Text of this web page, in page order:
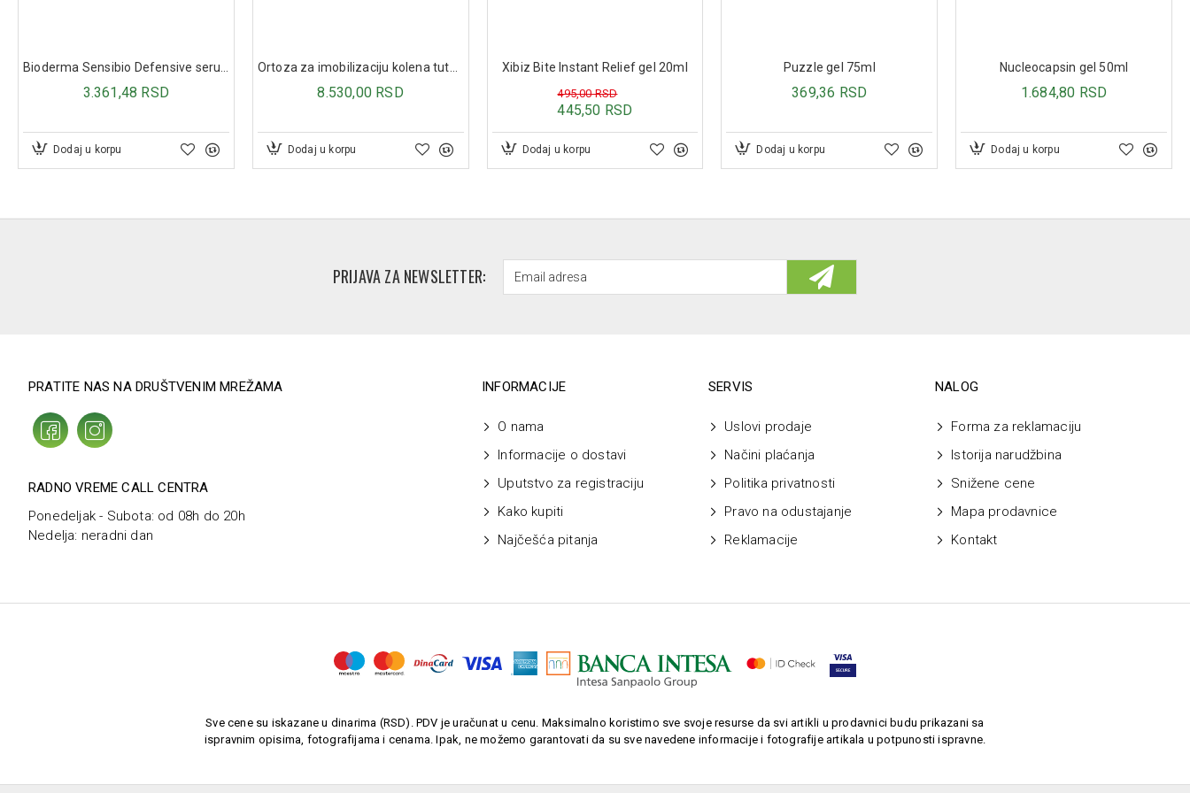
Dodaj u korpu Dodaj u korpu Dodaj u korpu Dodaj u korpu Dodaj u korpu
PRIJAVA ZA NEWSLETTER:
PRATITE NAS NA DRUŠTVENIM MREŽAMA
RADNO VREME CALL CENTRA
Ponedeljak - Subota: od 08h do 20h
Nedelja: neradni dan
INFORMACIJE
O nama
Informacije o dostavi
Uputstvo za registraciju
Kako kupiti
Najčešća pitanja
SERVIS
Uslovi prodaje
Načini plaćanja
Politika privatnosti
Pravo na odustajanje
Reklamacije
NALOG
Forma za reklamaciju
Istorija narudžbina
Snižene cene
Mapa prodavnice
Kontakt
Sve cene su iskazane u dinarima (RSD). PDV je uračunat u cenu. Maksimalno koristimo sve svoje resurse da svi artikli u prodavnici budu prikazani sa
ispravnim opisima, fotografijama i cenama. Ipak, ne možemo garantovati da su sve navedene informacije i fotografije artikala u potpunosti ispravne.